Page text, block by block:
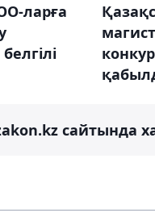
ларға
сайтында